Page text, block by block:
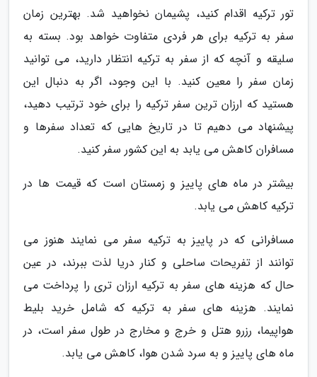
تور ترکیه اقدام کنید، پشیمان نخواهید شد. بهترین زمان
سفر به ترکیه برای هر فردی متفاوت خواهد بود. بسته به
سلیقه و آنچه که از سفر به ترکیه انتظار دارید، می توانید
زمان سفر را معین کنید. با این وجود، اگر به دنبال این
هستید که ارزان ترین سفر ترکیه را برای خود ترتیب دهید،
پیشنهاد می دهیم تا در تاریخ هایی که تعداد سفرها و
مسافران کاهش می یابد به این کشور سفر کنید.
بیشتر در ماه های پاییز و زمستان است که قیمت ها در
ترکیه کاهش می یابد.
مسافرانی که در پاییز به ترکیه سفر می نمایند هنوز می
توانند از تفریحات ساحلی و کنار دریا لذت ببرند، در عین
حال که هزینه های سفر به ترکیه ارزان تری را پرداخت می
نمایند. هزینه های سفر به ترکیه که شامل خرید بلیط
هواپیما، رزرو هتل و خرج و مخارج در طول سفر است، در
ماه های پاییز و به سرد شدن هوا، کاهش می یابد.